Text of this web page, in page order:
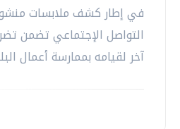
في إطار كشف ملابسات
التواصل الإجتماعي تضمن
آخر لقيامه بممارسة أعمال